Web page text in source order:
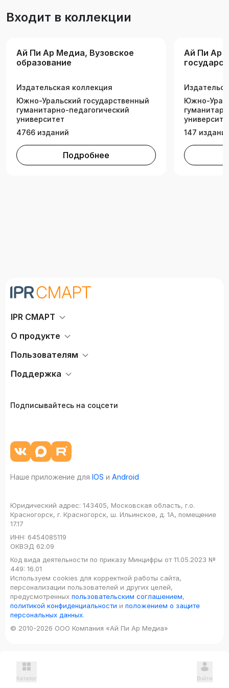
направлений подготовки, учебными планами
«Электротехническое и конструкционное
материаловедение».
Входит в коллекции
Ай Пи Ар Медиа, Вузовское
образование
Издательская коллекция
Южно-Уральский государственный
гуманитарно-педагогический
университет
4766 изданий
Подробнее
Ай Пи Ар
Южно-
147
IPR СМАРТ
О продукте
Пользователям
Поддержка
Подписывайтесь на соцсети
Наше приложение для IOS и Android
Юридический адрес: 143405, Московская область, г.о.
Красногорск, г. Красногорск, ш. Ильинское, д. 1А, помещение
17.17
ИНН: 6454085119
ОКВЭД 62.09
Код вида деятельности по приказу Минцифры от 11.05.2023 №
449: 16.01
Используем cookies для корректной работы сайта,
персонализации пользователей и других целей,
предусмотренных пользовательским соглашением,
политикой конфиденциальности и положением о защите
персональных данных.
© 2010-2026 ООО Компания «Ай Пи Ар Медиа»
Каталог Войти